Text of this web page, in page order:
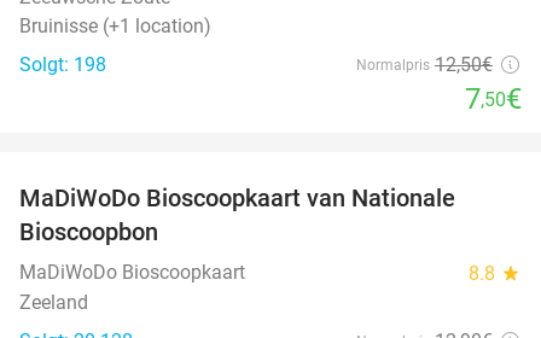
Bruinisse (+1 location)
Solgt: 198
Normalpris 12,50€
7,50€
MaDiWoDo Bioscoopkaart van Nationale
Bioscoopbon
MaDiWoDo Bioscoopkaart 8.8 star
Zeeland